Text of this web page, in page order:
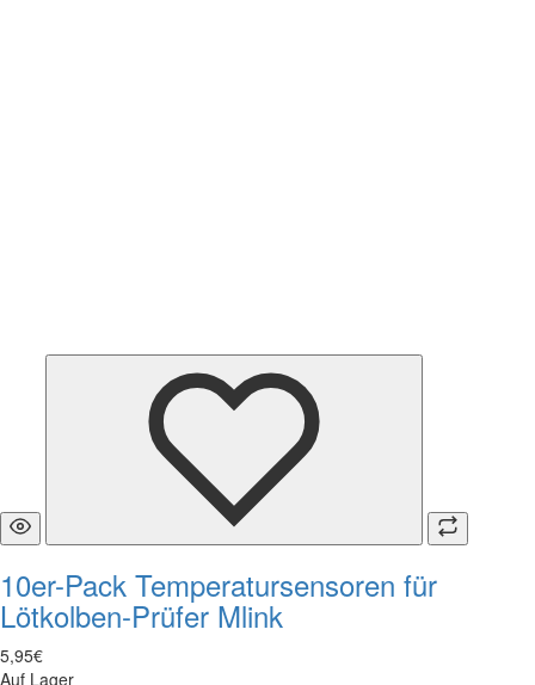
10er-Pack Temperatursensoren für
Lötkolben-Prüfer Mlink
5,95€
Auf Lager